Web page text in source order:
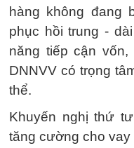
hàng không đang
phục hồi trung -
năng tiếp cận
DNNVV có trọng
thể.
Khuyến nghị thứ
tăng cường cho vay